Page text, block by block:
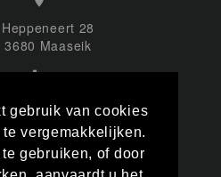
gebruik van cookies
vergemakkelijken.
gebruiken, of door
Heppeneert 28
3680 Maaseik
(0) 495 863 878